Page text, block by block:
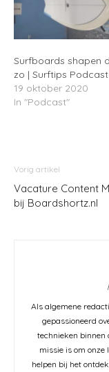
Surfboards shapen
zo | Surftips
19 oktober 2020
In "Podcast"
Vorig artikel
Vacature Content
bij Boardshortz.nl
Als algemene
gepassioneerd
technieken binnen
missie is om onze
helpen bij het